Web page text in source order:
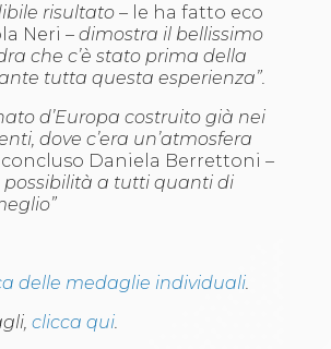
risultato – le ha fatto eco
Neri– dimostra il bellissimo
che c’è stato prima della
tutta questa esperienza”.
d’Europa costruito già nei
dove c’era un’atmosfera
concluso Daniela Berrettoni–
a tutti quanti di
delle medaglie individuali.
clicca qui.